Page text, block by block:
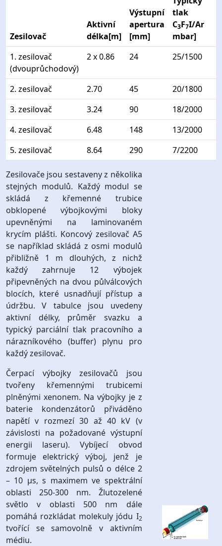
Zesilovač
Aktivní
délka[m]
Výstupní
apertura
[mm]
tlak
C3F7I/Ar
mbar]
1. zesilovač
(dvouprůchodový)
2 x 0.86 24 25/1500
2. zesilovač 2.70 45
20/1800
3. zesilovač
3.24 90
18/2000
4. zesilovač
6.48 148
13/2000
5. zesilovač
8.64 290 7/2200
Zesilovače jsou sestaveny z několika
stejných modulů. Každý modul se
skládá z křemenné trubice
obklopené výbojkovými bloky
upevněnými na laminovaném
krycím plášti. Koncový zesilovač A5
se například skládá z osmi modulů
přibližně 1 m dlouhých, z nichž
každý zahrnuje 12 výbojek
připevněných na dvou půlválcových
blocích, které usnadňují přístup a
údržbu. V tabulce jsou uvedeny
aktivní délky, průměr svazku a
typický parciální tlak pracovního a
nárazníkového (buffer) plynu pro
každý zesilovač.
Čerpací výbojky zesilovačů jsou
tvořeny křemennými trubicemi
plněnými xenonem. Na výbojky je z
baterie kondenzátorů přiváděno
napětí v rozmezí 30 až 40 kV (v
závislosti na požadované výstupní
energii laseru). Vybíjecí obvod
formuje elektrický výboj, jenž je
zdrojem světelných pulsů o délce 2
– 10 μs, s maximem ve spektrální
oblasti 250-300 nm. Žlutozelené
světlo v oblasti 500 nm dále
pomáhá rozkládat molekuly jódu I2
tvořící se samovolně v aktivním
médiu.